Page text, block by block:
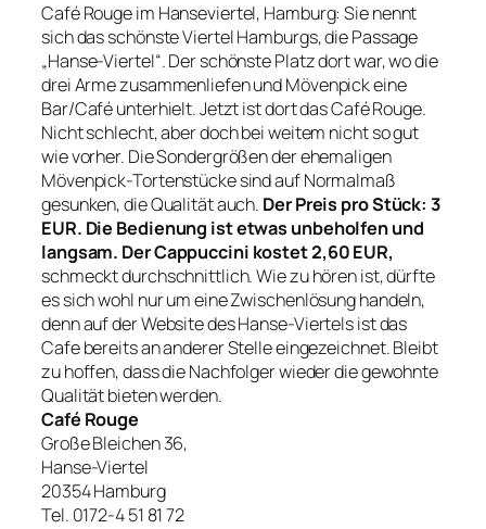
Café Rouge im Hanseviertel, Hamburg: Sie nennt
sich das schönste Viertel Hamburgs, die Passage
„Hanse-Viertel“. Der schönste Platz dort war, wo die
drei Arme zusammenliefen und Mövenpick eine
Bar/Café unterhielt. Jetzt ist dort das Café Rouge.
Nicht schlecht, aber doch bei weitem nicht so gut
wie vorher. Die Sondergrößen der ehemaligen
Mövenpick-Tortenstücke sind auf Normalmaß
gesunken, die Qualität auch. Der Preis pro Stück: 3
EUR. Die Bedienung ist etwas unbeholfen und
langsam. Der Cappuccini kostet 2,60 EUR,
schmeckt durchschnittlich. Wie zu hören ist, dürfte
es sich wohl nur um eine Zwischenlösung handeln,
denn auf der Website des Hanse-Viertels ist das
Cafe bereits an anderer Stelle eingezeichnet. Bleibt
zu hoffen, dass die Nachfolger wieder die gewohnte
Qualität bieten werden.
Café Rouge
Große Bleichen 36,
Hanse-Viertel
20354 Hamburg
Tel. 0172-4 51 81 72